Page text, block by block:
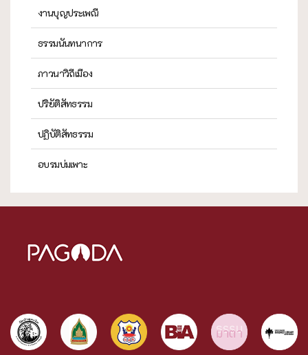
งานบุญประเพณี
ธรรมนันทนาการ
ภาวนาวิถีเมือง
ปริยัติสัทธรรม
ปฏิบัติสัทธรรม
อบรมบ่มเพาะ